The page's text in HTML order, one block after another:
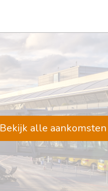
Bekijk alle aankomsten